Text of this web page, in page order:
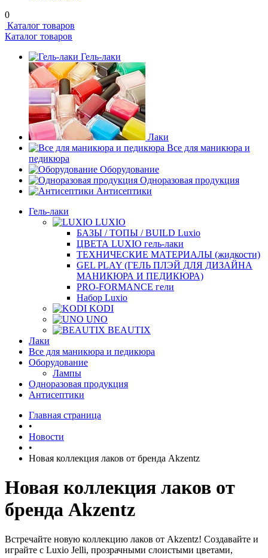
0
Каталог товаров
Каталог товаров
Гель-лаки
Лаки
Все для маникюра и
педикюра
Оборудование
Одноразовая продукция
Антисептики
Гель-лаки
LUXIO
БАЗЫ / ТОПЫ / BUILD Luxio
ЦВЕТА LUXIO гель-лаки
ТЕХНИЧЕСКИЕ МАТЕРИАЛЫ (жидкости)
GEL PLAY (ГЕЛЬ ПЛЭЙ ДЛЯ ДИЗАЙНА
МАНИКЮРА И ПЕДИКЮРА)
PRO-FORMANCE гели
Набор Luxio
KODI
UNO
BEAUTIX
Лаки
Все для маникюра и педикюра
Оборудование
Лампы
Одноразовая продукция
Антисептики
Главная страница
•
Новости
•
Новая коллекция лаков от бренда Akzentz
Новая коллекция лаков от
бренда Akzentz
Встречайте новую коллекцию лаков от Akzentz! Создавайте и
играйте с Luxio Jelli, прозрачными слоистыми цветами,